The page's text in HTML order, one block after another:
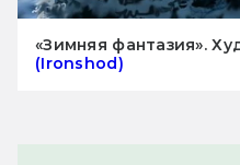
«Зимняя фантазия».
(Ironshod)